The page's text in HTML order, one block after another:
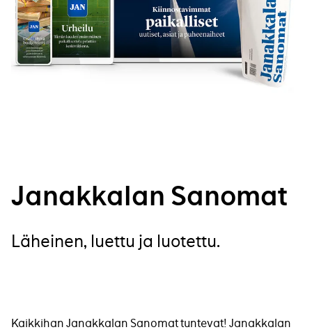
Janakkalan Sanomat
Läheinen, luettu ja luotettu.
Kaikkihan Janakkalan Sanomat tuntevat! Janakkalan